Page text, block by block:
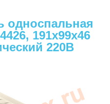
односпальная
191х99х46
220В